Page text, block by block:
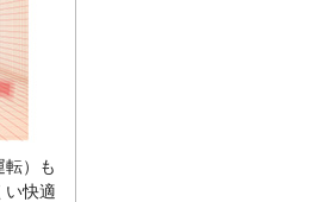
転）も
い快適